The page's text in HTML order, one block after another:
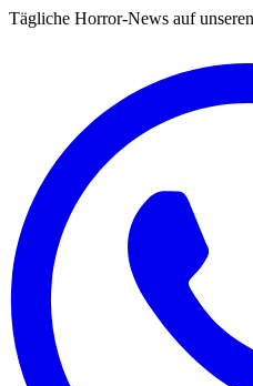
Tägliche Horror-News auf